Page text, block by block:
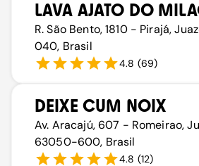
LAVA AJATO DO
R. São Bento, 1810 - Pirajá,
040, Brasil
4.8 (69)
DEIXE CUM NOIX
Av. Aracajú, 607 - Romeirao,
63050-600, Brasil
4.8 (12)